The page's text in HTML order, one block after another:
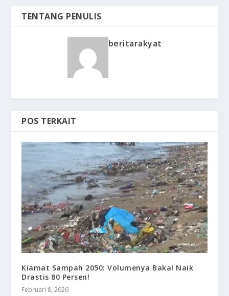
TENTANG PENULIS
beritarakyat
POS TERKAIT
Kiamat Sampah 2050: Volumenya Bakal Naik
Drastis 80 Persen!
Februari 8, 2026